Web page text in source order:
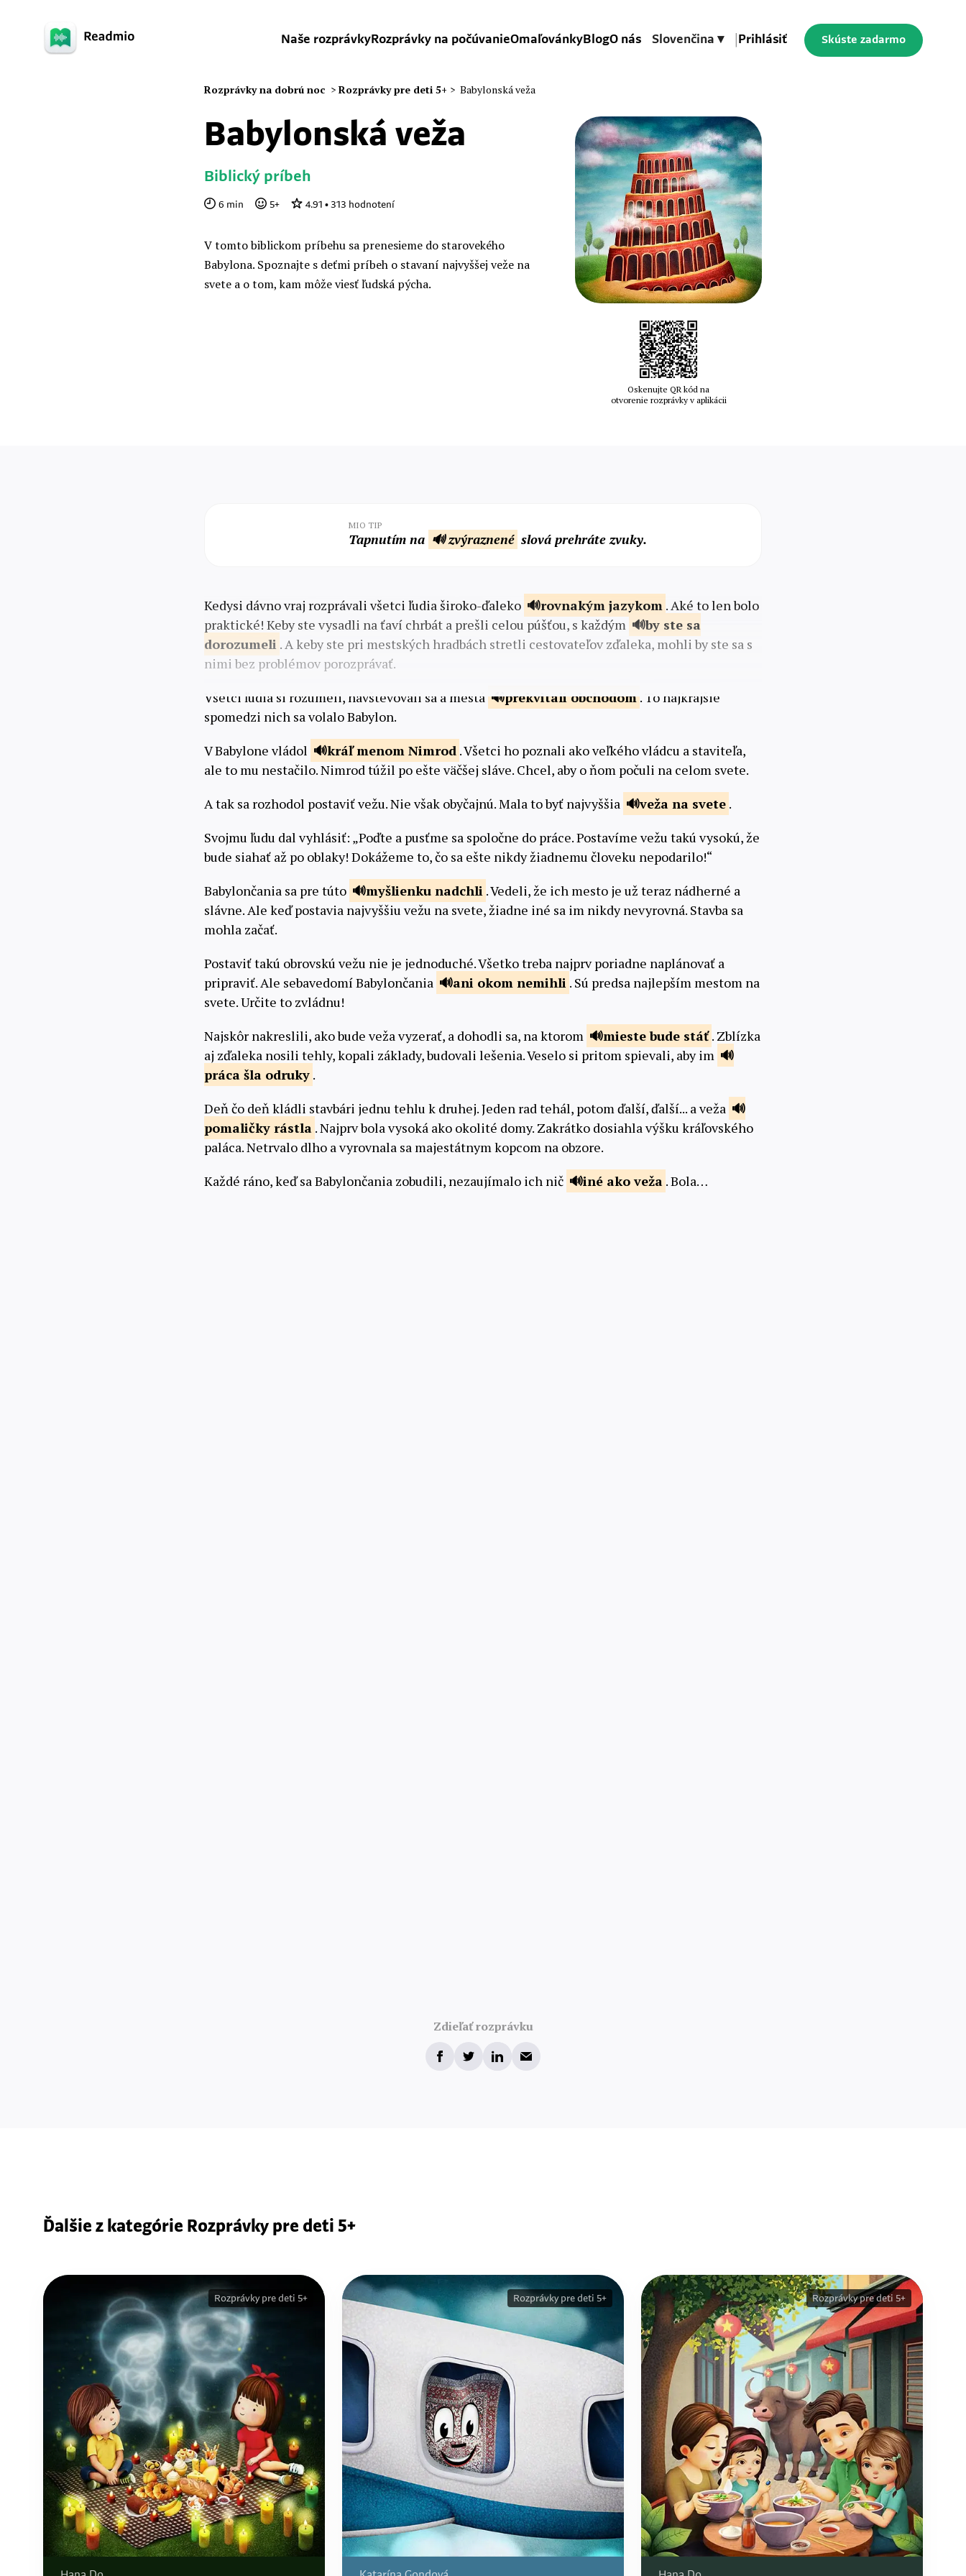
Naše rozprávkyRozprávky na počúvanieOmaľovánkyBlogO nás Slovenčina ▾ Prihlásiť Skúste zadarmo
Rozprávky na dobrú noc > Rozprávky pre deti 5+ > Babylonská veža
Babylonská veža
Biblický príbeh
6 min 5+ 4.91 • 313 hodnotení
V tomto biblickom príbehu sa prenesieme do starovekého
Babylona. Spoznajte s deťmi príbeh o stavaní najvyššej veže na
svete a o tom, kam môže viesť ľudská pýcha.
Oskenujte QR kód na
otvorenie rozprávky v aplikácii
MIO TIP
Tapnutím na 🔊 zvýraznené slová prehráte zvuky.
Kedysi dávno vraj rozprávali všetci ľudia široko-ďaleko rovnakým jazykom . Aké to len bolo
praktické! Keby ste vysadli na ťaví chrbát a prešli celou púšťou, s každým
by ste sa
dorozumeli . A keby ste pri mestských hradbách stretli cestovateľov zďaleka, mohli by ste sa s
nimi bez problémov porozprávať.
Všetci ľudia si rozumeli, navštevovali sa a mestá
prekvitaliobchodom . To najkrajšie
spomedzi nich sa volalo Babylon.
V Babylone vládol
kráľ menom Nimrod . Všetci ho poznali ako veľkého vládcu a staviteľa,
ale to mu nestačilo. Nimrod túžil po ešte väčšej sláve. Chcel, aby o ňom počuli na celom svete.
A tak sa rozhodol postaviť vežu. Nie však obyčajnú. Mala to byť najvyššia
veža na svete .
Svojmu ľudu dal vyhlásiť: „Poďte a pusťme sa spoločne do práce. Postavíme vežu takú vysokú, že
bude siahať až po oblaky! Dokážeme to, čo sa ešte nikdy žiadnemu človeku nepodarilo!“
Babylončania sa pre túto
myšlienku nadchli . Vedeli, že ich mesto je už teraz nádherné a
slávne. Ale keď postavia najvyššiu vežu na svete, žiadne iné sa im nikdy nevyrovná. Stavba sa
mohla začať.
Postaviť takú obrovskú vežu nie je jednoduché. Všetko treba najprv poriadne naplánovať a
pripraviť. Ale sebavedomí Babylončania
ani okom nemihli . Sú predsa najlepším mestom na
svete. Určite to zvládnu!
Najskôr nakreslili, ako bude veža vyzerať, a dohodli sa, na ktorom
mieste bude stáť . Zblízka
aj zďaleka nosili tehly, kopali základy, budovali lešenia. Veselo si pritom spievali, aby im
práca šla odruky .
Deň čo deň kládli stavbári jednu tehlu k druhej. Jeden rad tehál, potom ďalší, ďalší... a veža
pomaličky rástla . Najprv bola vysoká ako okolité domy. Zakrátko dosiahla výšku kráľovského
paláca. Netrvalo dlho a vyrovnala sa majestátnym kopcom na obzore.
Každé ráno, keď sa Babylončania zobudili, nezaujímalo ich nič
iné akoveža . Bola…
Zdieľať rozprávku
Ďalšie z kategórie Rozprávky pre deti 5+
Rozprávky pre deti 5+ Rozprávky pre deti 5+ Rozprávky pre deti 5+